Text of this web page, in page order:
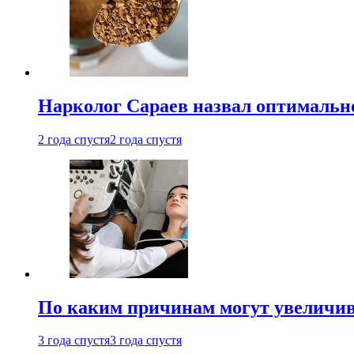
Нарколог Сараев назвал
2 года спустя2 года спустя
По каким причинам могут
3 года спустя3 года спустя